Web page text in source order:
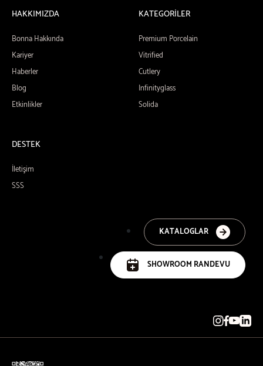
HAKKIMIZDA
Bonna Hakkında
Kariyer
Haberler
Blog
Etkinlikler
KATEGORİLER
Premium Porcelain
Vitrified
Cutlery
Infinityglass
Solida
DESTEK
İletişim
SSS
KATALOGLAR
SHOWROOM RANDEVU